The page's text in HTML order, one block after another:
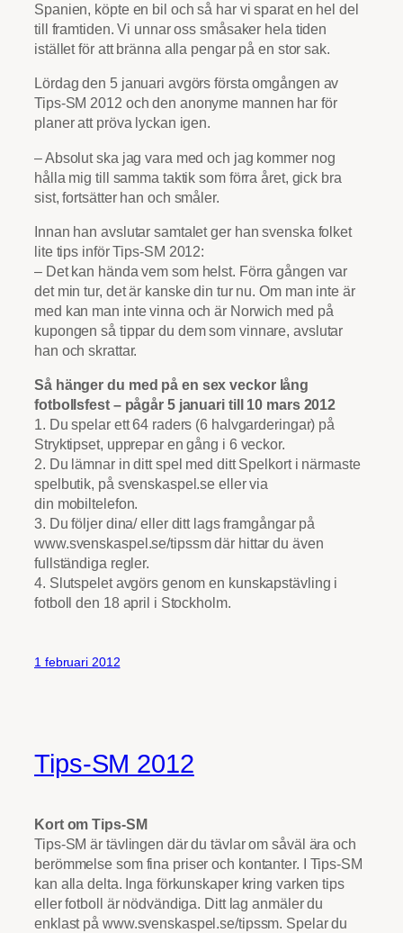
Spanien, köpte en bil och så har vi sparat en hel del
till framtiden. Vi unnar oss småsaker hela tiden
istället för att bränna alla pengar på en stor sak.
Lördag den 5 januari avgörs första omgången av
Tips-SM 2012 och den anonyme mannen har för
planer att pröva lyckan igen.
– Absolut ska jag vara med och jag kommer nog
hålla mig till samma taktik som förra året, gick bra
sist, fortsätter han och småler.
Innan han avslutar samtalet ger han svenska folket
lite tips inför Tips-SM 2012:
– Det kan hända vem som helst. Förra gången var
det min tur, det är kanske din tur nu. Om man inte är
med kan man inte vinna och är Norwich med på
kupongen så tippar du dem som vinnare, avslutar
han och skrattar.
Så hänger du med på en sex veckor lång
fotbollsfest – pågår 5 januari till 10 mars 2012
1. Du spelar ett 64 raders (6 halvgarderingar) på
Stryktipset, upprepar en gång i 6 veckor.
2. Du lämnar in ditt spel med ditt Spelkort i närmaste
spelbutik, på svenskaspel.se eller via
din mobiltelefon.
3. Du följer dina/ eller ditt lags framgångar på
www.svenskaspel.se/tipssm där hittar du även
fullständiga regler.
4. Slutspelet avgörs genom en kunskapstävling i
fotboll den 18 april i Stockholm.
1 februari 2012
Tips-SM 2012
Kort om Tips-SM
Tips-SM är tävlingen där du tävlar om såväl ära och
berömmelse som fina priser och kontanter. I Tips-SM
kan alla delta. Inga förkunskaper kring varken tips
eller fotboll är nödvändiga. Ditt lag anmäler du
enklast på www.svenskaspel.se/tipssm. Spelar du